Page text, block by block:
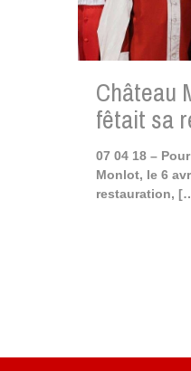
Château
fêtait sa
07 04 18 –
Monlot, le 6
restauration,